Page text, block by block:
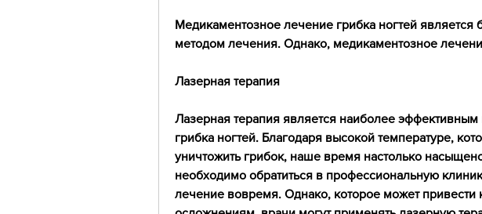
Медикаментозное лечение грибка ногтей является
методом лечения. Однако, медикаментозное
Лазерная терапия
Лазерная терапия является наиболее
грибка ногтей. Благодаря высокой температуре,
уничтожить грибок, наше время настолько
необходимо обратиться в профессиональную
лечение вовремя. Однако, которое может привести